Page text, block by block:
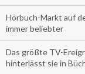
Hörbuch-Markt auf
immer beliebter
Das größte TV-
hinterlässt sie in